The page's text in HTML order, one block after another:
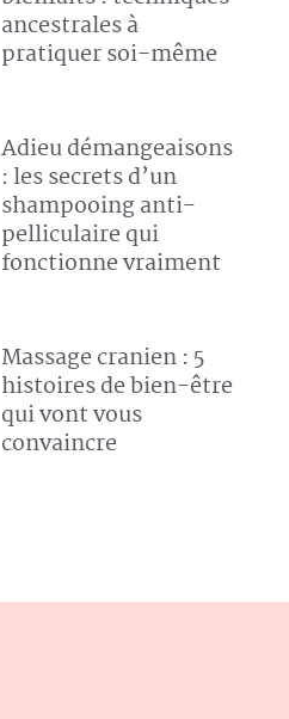
ancestrales à
pratiquer soi-même
Adieu démangeaisons
: les secrets d’un
shampooing anti-
pelliculaire qui
fonctionne vraiment
Massage cranien : 5
histoires de bien-être
qui vont vous
convaincre